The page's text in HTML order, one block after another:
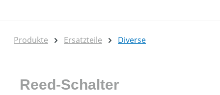
Produkte Ersatzteile Diverse
Reed-Schalter